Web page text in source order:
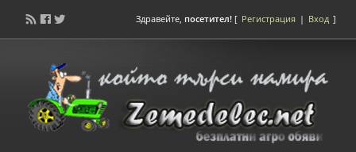
Здравейте, посетител! [ Регистрация | Вход ]